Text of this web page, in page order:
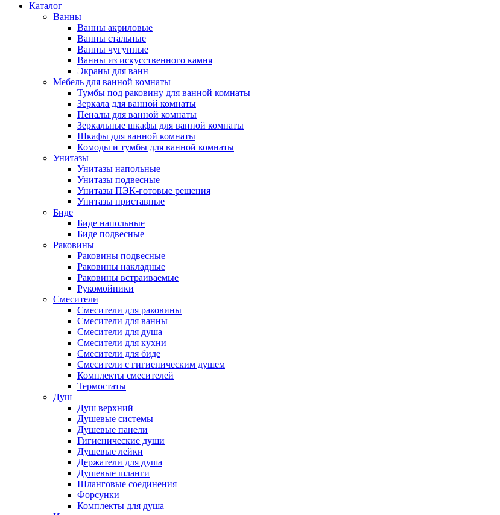
Каталог
Ванны
Ванны акриловые
Ванны стальные
Ванны чугунные
Ванны из искусственного камня
Экраны для ванн
Мебель для ванной комнаты
Тумбы под раковину для ванной комнаты
Зеркала для ванной комнаты
Пеналы для ванной комнаты
Зеркальные шкафы для ванной комнаты
Шкафы для ванной комнаты
Комоды и тумбы для ванной комнаты
Унитазы
Унитазы напольные
Унитазы подвесные
Унитазы ПЭК-готовые решения
Унитазы приставные
Биде
Биде напольные
Биде подвесные
Раковины
Раковины подвесные
Раковины накладные
Раковины встраиваемые
Рукомойники
Смесители
Смесители для раковины
Смесители для ванны
Смесители для душа
Смесители для кухни
Смесители для биде
Смесители с гигиеническим душем
Комплекты смесителей
Термостаты
Душ
Душ верхний
Душевые системы
Душевые панели
Гигиенические души
Душевые лейки
Держатели для душа
Душевые шланги
Шланговые соединения
Форсунки
Комплекты для душа